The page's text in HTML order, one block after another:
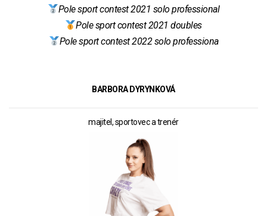
Pole sport contest 2021 solo professional
Pole sport contest 2021 doubles
Pole sport contest 2022 solo professiona
BARBORA DYRYNKOVÁ
majitel, sportovec a trenér